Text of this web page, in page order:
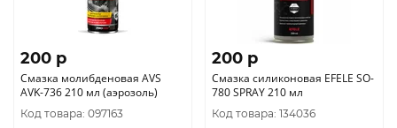
200 p
Смазка молибденовая AVS
AVK-736 210 мл (аэрозоль)
Код товара: 097163
200 p
Смазка силиконовая EFELE SO-
780 SPRAY 210 мл
Код товара: 134036